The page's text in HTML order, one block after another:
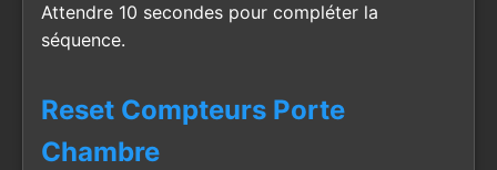
Attendre 10 secondes pour compléter la
séquence.
Reset Compteurs Porte
Chambre